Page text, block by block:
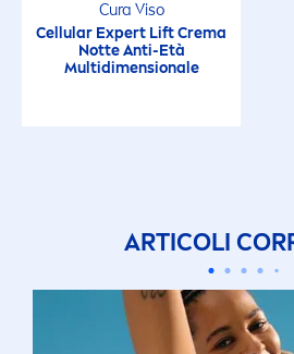
Cura Viso
Cellular Expert Lift Crema
Notte Anti-Età
Multidimensionale
ARTICOLI